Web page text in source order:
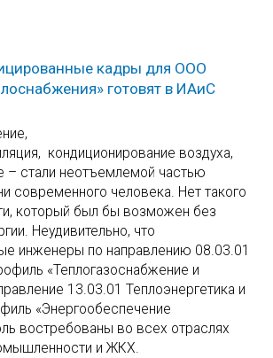
кадры для ООО
готовят в ИАиС
кондиционирование воздуха,
– стали неотъемлемой частью
современного человека. Нет такого
который был бы возможен без
Неудивительно, что
инженеры по направлению 08.03.01
«Теплогазоснабжение и
13.03.01 Теплоэнергетика и
«Энергообеспечение
востребованы во всех отраслях
и ЖКХ.